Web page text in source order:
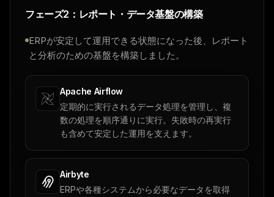
フェーズ2：レポート・データ基盤の構築
ERPが安定して運用できる状態になった後、レポート
と分析のための基盤を構築しました。
Apache Airflow
定期的に実行されるデータ処理を管理し、複
数の処理を順序通りに実行。失敗時の再実行
も含めて安定した運用を支えます。
Airbyte
ERPや各種システムから必要なデータを取得